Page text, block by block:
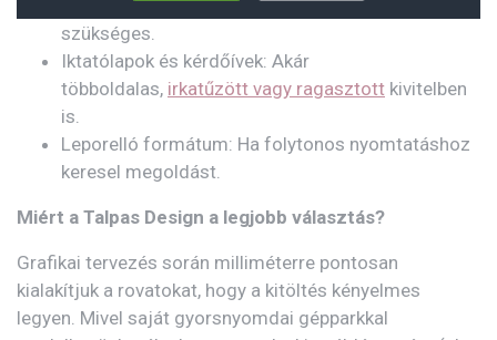
karbantartóknak, ahol speciális adatok rögzítése
szükséges.
Iktatólapok és kérdőívek: Akár
többoldalas, irkatűzött vagy ragasztott kivitelben
is.
Leporelló formátum: Ha folytonos nyomtatáshoz
keresel megoldást.
Miért a Talpas Design a legjobb választás?
Grafikai tervezés során milliméterre pontosan
kialakítjuk a rovatokat, hogy a kitöltés kényelmes
legyen. Mivel saját gyorsnyomdai gépparkkal